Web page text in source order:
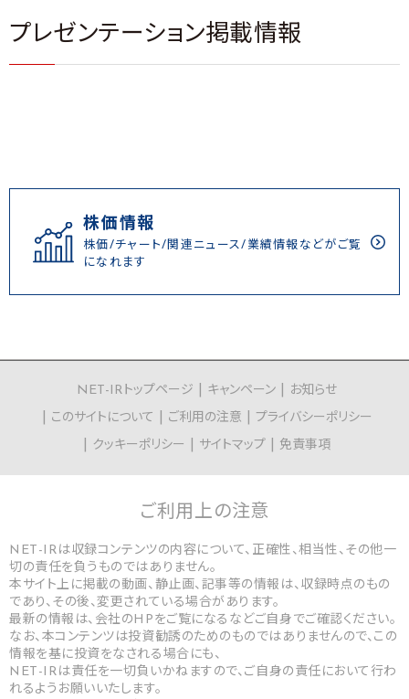
プレゼンテーション掲載情報
株価情報
株価/チャート/関連ニュース/業績情報などがご覧
になれます
NET-IRトップページ キャンペーン
お知らせ
このサイトについて
ご利用の注意
プライバシーポリシー
クッキーポリシー
サイトマップ 免責事項
ご利用上の注意
NET-IRは収録コンテンツの内容について、正確性、相当性、その他一
切の責任を負うものではありません。
本サイト上に掲載の動画、静止画、記事等の情報は、収録時点のもの
であり、その後、変更されている場合があります。
最新の情報は、会社のHPをご覧になるなどご自身でご確認ください。
なお、本コンテンツは投資勧誘のためのものではありませんので、この
情報を基に投資をなされる場合にも、
NET-IRは責任を一切負いかねますので、ご自身の責任において行わ
れるようお願いいたします。